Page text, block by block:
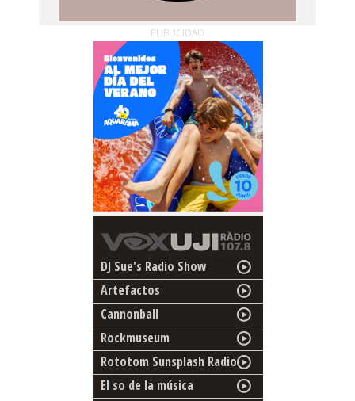
PUBLICIDAD
DJ Sue's Radio Show
Artefactos
Cannonball
Rockmuseum
Rototom Sunsplash Radio
El so de la música